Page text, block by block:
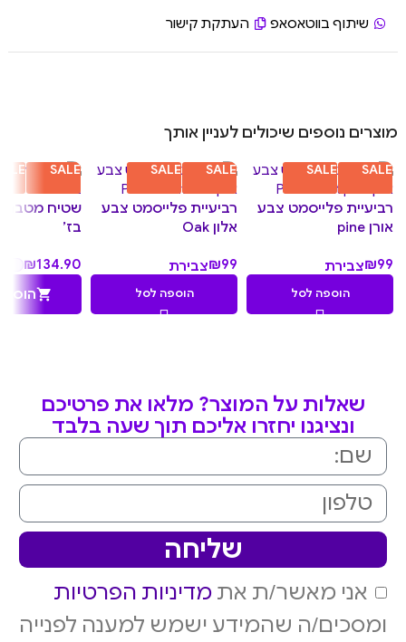
שיתוף בווטאסאפ העתקת קישור
מוצרים נוספים שיכולים לעניין אותך
SALE
SALE
רביעיית פלייסמט צבע
אורן pine
₪99
צבירת
הוספה לסל
SALE
SALE
רביעיית פלייסמט צבע
אלון Oak
₪99
צבירת
הוספה לסל
SALE
שטיח מטבח
בז’
₪134.90
שאלות על המוצר? מלאו את פרטיכם
ונציגנו יחזרו אליכם תוך שעה בלבד
אני מאשר/ת את מדיניות הפרטיות
ומסכים/ה שהמידע ישמש למענה לפנייה
שליחה